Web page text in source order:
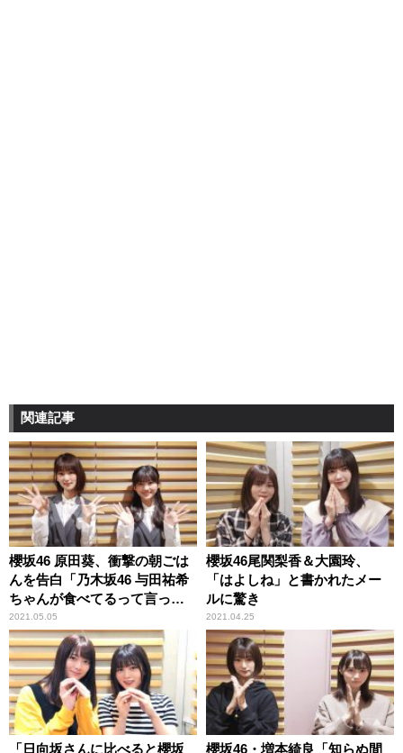
関連記事
櫻坂46 原田葵、衝撃の朝ごは
んを告白「乃木坂46 与田祐希
ちゃんが食べてるって言って
て」 そのメニューに井上梨名
驚き
2021.05.05
櫻坂46尾関梨香＆大園玲、
「はよしね」と書かれたメー
ルに驚き
2021.04.25
「日向坂さんに比べると櫻坂
櫻坂46・増本綺良「知らぬ間